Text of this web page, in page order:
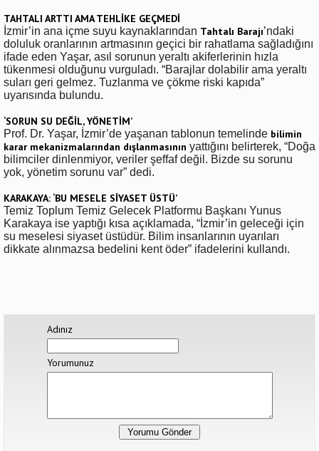
TAHTALI ARTTI AMA TEHLİKE GEÇMEDİ
İzmir’in ana içme suyu kaynaklarından Tahtalı Barajı’ndaki
doluluk oranlarının artmasının geçici bir rahatlama sağladığını
ifade eden Yaşar, asıl sorunun yeraltı akiferlerinin hızla
tükenmesi olduğunu vurguladı. “Barajlar dolabilir ama yeraltı
suları geri gelmez. Tuzlanma ve çökme riski kapıda”
uyarısında bulundu.
‘SORUN SU DEĞİL, YÖNETİM’
Prof. Dr. Yaşar, İzmir’de yaşanan tablonun temelinde bilimin
karar mekanizmalarından dışlanmasının yattığını belirterek, “Doğa
bilimciler dinlenmiyor, veriler şeffaf değil. Bizde su sorunu
yok, yönetim sorunu var” dedi.
KARAKAYA: ‘BU MESELE SİYASET ÜSTÜ’
Temiz Toplum Temiz Gelecek Platformu Başkanı Yunus
Karakaya ise yaptığı kısa açıklamada, “İzmir’in geleceği için
su meselesi siyaset üstüdür. Bilim insanlarının uyarıları
dikkate alınmazsa bedelini kent öder” ifadelerini kullandı.
Adınız
Yorumunuz